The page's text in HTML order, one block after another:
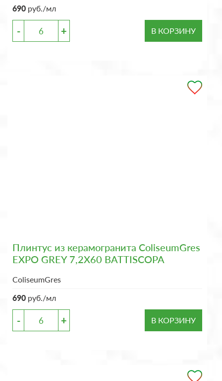
690 руб./мл
- + В КОРЗИНУ
Плинтус из керамогранита ColiseumGres
EXPO GREY 7,2X60 BATTISCOPA
ColiseumGres
690 руб./мл
- + В КОРЗИНУ